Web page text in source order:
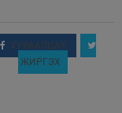
ХУВААЛЦАХ
ЖИРГЭХ